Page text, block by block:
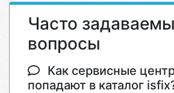
Часто
вопросы
Как сервисные
попадают в каталог